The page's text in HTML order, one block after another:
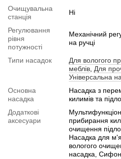
Очищувальна
станція
Ні
Регулювання
рівня
потужності
Механічний
на ручці
Типи насадок Для вологого
меблів, Для
Універсальна
Основна
насадка
Насадка з
килимів та
Додаткові
аксесуари
прибирання
очищення
Насадка для
вологого
насадка,